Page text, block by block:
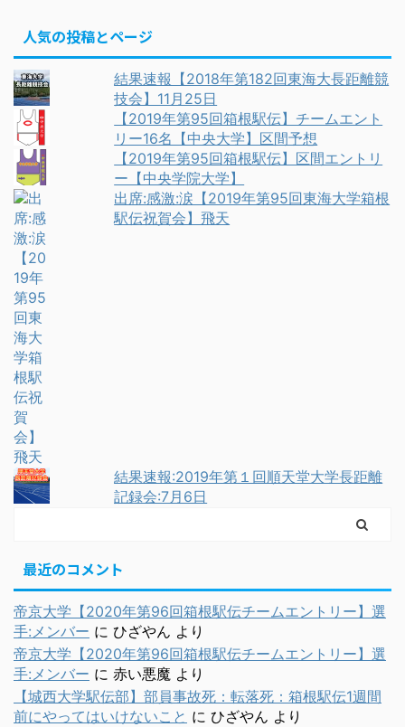
人気の投稿とページ
結果速報【2018年第182回東海大長距離競
技会】11月25日
【2019年第95回箱根駅伝】チームエント
リー16名【中央大学】区間予想
【2019年第95回箱根駅伝】区間エントリ
ー【中央学院大学】
出席:感激:涙【2019年第95回東海大学箱根
駅伝祝賀会】飛天
結果速報:2019年第１回順天堂大学長距離
記録会:7月6日
最近のコメント
帝京大学【2020年第96回箱根駅伝チームエントリー】選
手:メンバー に ひざやん より
帝京大学【2020年第96回箱根駅伝チームエントリー】選
手:メンバー に 赤い悪魔 より
【城西大学駅伝部】部員事故死：転落死：箱根駅伝1週間
前にやってはいけないこと に ひざやん より